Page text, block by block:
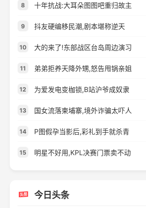
8 十年抗战:大耳朵图图吧重归故主
9 抖友硬编移民潮,剧本堪称逆天
10 大的来了!东部战区台岛周边演习
11 弟弟拒养天降外甥,怒告甩锅亲姐
12 为爱发电变枷锁,B站沪爷成奴隶
13 国女流落柬埔寨,境外诈骗太吓人
14 P图假孕当影后,彩礼到手就杀青
15 明星不好用,KPL决赛门票卖不动
今日头条